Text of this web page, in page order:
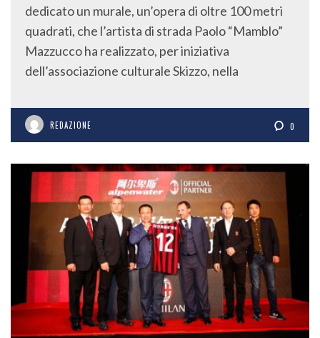
dedicato un murale, un’opera di oltre 100 metri
quadrati, che l’artista di strada Paolo “Mamblo”
Mazzucco ha realizzato, per iniziativa
dell’associazione culturale Skizzo, nella
REDAZIONE 0